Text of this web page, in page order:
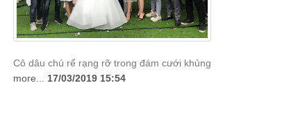
Cô dâu chú rể rạng rỡ trong đám cưới khủng
more...
17/03/2019 15:54